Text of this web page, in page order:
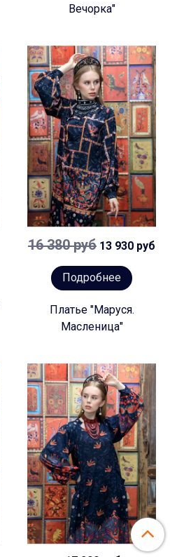
Вечорка"
16 380 руб 13 930 руб
Подробнее
Платье "Маруся.
Масленица"